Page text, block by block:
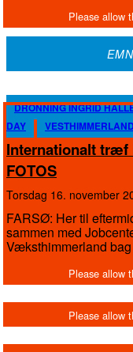
DRONNING INGRID
DAY
Internationalt træf
FOTOS
torsdag 16. november
FARSØ: Her til
sammen med
Væksthimmerland bag